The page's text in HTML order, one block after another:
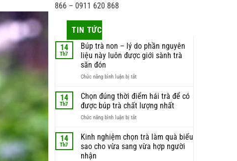
866 – 0911 620 868
TIN TỨC
14
Th7
Búp trà non – lý do phần nguyên
liệu này luôn được giới sành trà
săn đón
Chức năng bình luận bị tắtở
trà
non
–
lý
phần
nguyên
liệu
14
Th7
Chọn đúng thời điểm hái trà để có
được búp trà chất lượng nhất
Chức năng bình luận bị tắtở
đúng
thời
điểm
14
Th7
Kinh nghiệm chọn trà làm quà biếu
sao cho vừa sang vừa hợp người
nhận